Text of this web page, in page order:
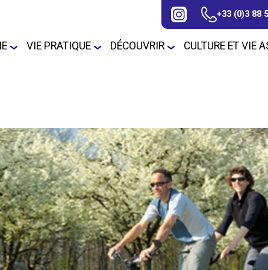
+33 (0)3 88
municipal
municipal / Flash
publics
DICRIM
Démarches
administratives
VIE PRATIQUE
La santé
Transport
Civisme
Police Pluri-communale
DÉCOUVRIR CULTURE ET VIE